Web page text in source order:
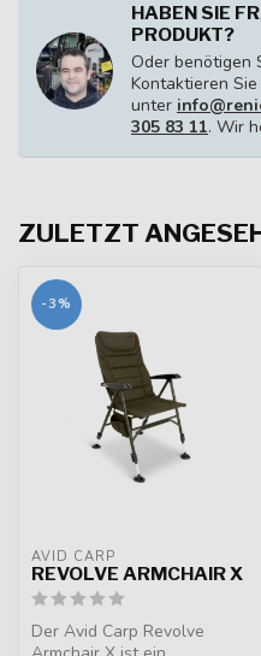
HABEN SIE
PRODUKT?
Oder benötigen
Kontaktieren
unter
305 83 11. Wir
ZULETZT
-3%
AVID CARP
REVOLVE ARMCHAIR X
Der Avid Carp Revolve